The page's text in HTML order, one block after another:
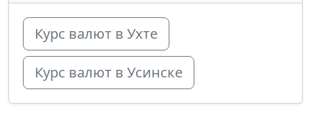
Курс валют в Ухте
Курс валют в Усинске